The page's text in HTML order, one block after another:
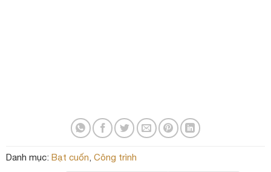
Danh mục: Bạt cuốn, Công trình